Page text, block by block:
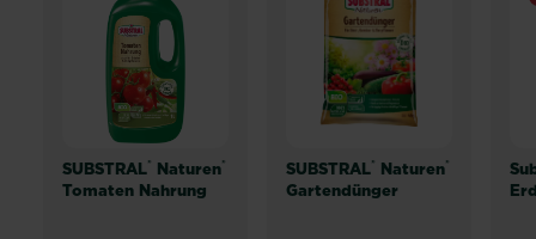
SUBSTRAL® Naturen®
Tomaten Nahrung
SUBSTRAL® Naturen®
Gartendünger